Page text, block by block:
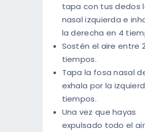
tapa con tus dedos
nasal izquierda e
la derecha en 4
Sostén el aire entre
tiempos.
Tapa la fosa nasal
exhala por la
tiempos.
Una vez que hayas
expulsado todo el